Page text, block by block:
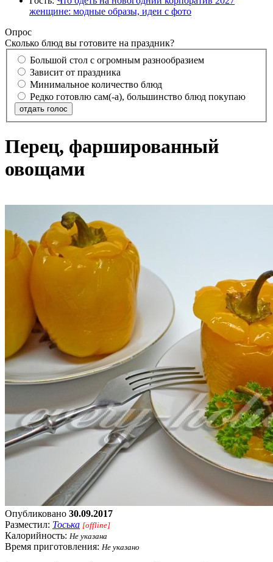
женщине: модные образы, идеи с фото
Опрос
Сколько блюд вы готовите на праздник?
Большой стол с огромным разнообразием
Зависит от праздника
Минимальное количество блюд
Редко готовлю сам(-а), большинство блюд покупаю
отдать голос
Перец, фаршированный
овощами
Опубликовано 30.09.2017
Разместил: Тоська [offline]
Калорийность: Не указана
Время приготовления: Не указано